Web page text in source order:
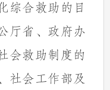
综合救助的目
厅省、政府办
会救助制度的
社会工作部及